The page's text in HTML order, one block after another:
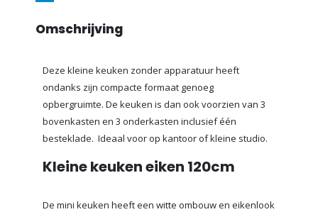
Omschrijving
Deze kleine keuken zonder apparatuur heeft
ondanks zijn compacte formaat genoeg
opbergruimte. De keuken is dan ook voorzien van 3
bovenkasten en 3 onderkasten inclusief één
besteklade. Ideaal voor op kantoor of kleine studio.
Kleine keuken eiken 120cm
De mini keuken heeft een witte ombouw en eikenlook